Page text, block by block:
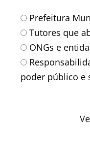
Prefeitura
Tutores que
ONGs e
poder público e